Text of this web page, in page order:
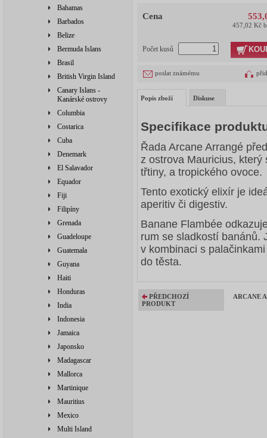
Bahamas
Barbados
Belize
Bermuda Islans
Brasil
British Virgin Island
Canary Islans -
Kanárské ostrovy
Columbia
Costarica
Cuba
Denemark
El Salavador
Equador
Fiji
Filipíny
Grenada
Guadeloupe
Guatemala
Guyana
Haiti
Honduras
India
Indonesia
Jamaica
Japonsko
Madagascar
Mallorca
Martinique
Mauritius
Mexico
Multi Island
Cena
457,02 Kč
Počet kusů
poslat známému
Popis zboží Diskuse
Specifikace
Řada Arcane Arrangé
z ostrova Mauricius,
třtiny, a tropického ovoce.
Tento exotický elixír je
aperitiv či digestiv.
Banane Flambée
rum se sladkostí banánů.
v kombinaci s
do těsta.
PŘEDCHOZÍ
PRODUKT
ARCANE